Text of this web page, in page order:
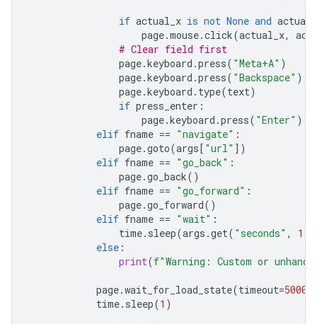
if actual_x is not None and
page.mouse.click(actual_x,
# Clear field first
page.keyboard .press( "Meta+A" )
page.keyboard .press( "Backspace" )
page.keyboard . type(text)
if press_enter :
page.keyboard .press( "Enter" )
elif fname == "navigate" :
page.goto(args[ "url" ])
elif fname == "go_back" :
page.go_back()
elif fname == "go_forward" :
page.go_forward()
elif fname == "wait" :
time. sleep(args .get( "seconds" , 1
else :
print(f"Warning: Custom or
page.wait_for_load_state(timeout=5000
time. sleep(1 )